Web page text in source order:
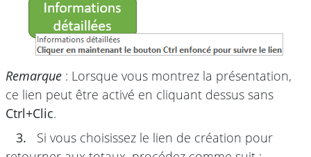
Remarque : Lorsque vous montrez la présentation,
ce lien peut être activé en cliquant dessus sans
Ctrl+Clic.
3.
Si vous choisissez le lien de création pour